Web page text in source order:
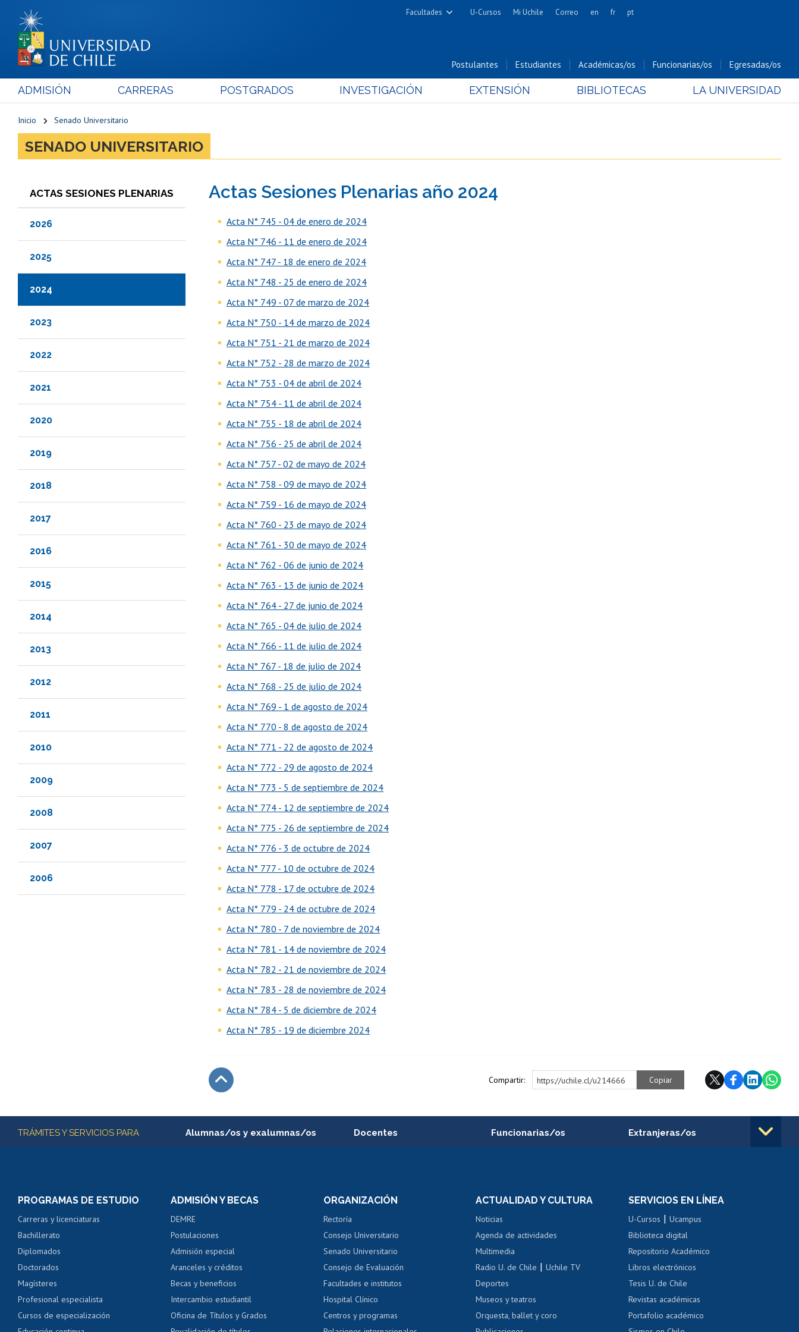
Facultades
Cs. Físicas y Matemáticas
Cs. Forestales y Conservación
Cs. Químicas y Farmacéuticas
Cs. Sociales
Estudios Avanzados en Educación
U-Cursos Mi Uchile Correo en fr pt
Postulantes Estudiantes Académicas/os Funcionarias/os Egresadas/os
ADMISIÓN CARRERAS POSTGRADOS INVESTIGACIÓN EXTENSIÓN BIBLIOTECAS LA UNIVERSIDAD
Inicio Senado Universitario
SENADO UNIVERSITARIO
ACTAS SESIONES PLENARIAS
2026
2025
2024
2023
2022
2021
2020
2019
2018
2017
2016
2015
2014
2013
2012
2011
2010
2009
2008
2007
2006
Actas Sesiones Plenarias año 2024
Acta N° 745 - 04 de enero de 2024
Acta N° 746 - 11 de enero de 2024
Acta N° 747 - 18 de enero de 2024
Acta N° 748 - 25 de enero de 2024
Acta N° 749 - 07 de marzo de 2024
Acta N° 750 - 14 de marzo de 2024
Acta N° 751 - 21 de marzo de 2024
Acta N° 752 - 28 de marzo de 2024
Acta N° 753 - 04 de abril de 2024
Acta N° 754 - 11 de abril de 2024
Acta N° 755 - 18 de abril de 2024
Acta N° 756 - 25 de abril de 2024
Acta N° 757 - 02 de mayo de 2024
Acta N° 758 - 09 de mayo de 2024
Acta N° 759 - 16 de mayo de 2024
Acta N° 760 - 23 de mayo de 2024
Acta N° 761 - 30 de mayo de 2024
Acta N° 762 - 06 de junio de 2024
Acta N° 763 - 13 de junio de 2024
Acta N° 764 - 27 de junio de 2024
Acta N° 765 - 04 de julio de 2024
Acta N° 766 - 11 de julio de 2024
Acta N° 767 - 18 de julio de 2024
Acta N° 768 - 25 de julio de 2024
Acta N° 769 - 1 de agosto de 2024
Acta N° 770 - 8 de agosto de 2024
Acta N° 771 - 22 de agosto de 2024
Acta N° 772 - 29 de agosto de 2024
Acta N° 773 - 5 de septiembre de 2024
Acta N° 774 - 12 de septiembre de 2024
Acta N° 775 - 26 de septiembre de 2024
Acta N° 776 - 3 de octubre de 2024
Acta N° 777 - 10 de octubre de 2024
Acta N° 778 - 17 de octubre de 2024
Acta N° 779 - 24 de octubre de 2024
Acta N° 780 - 7 de noviembre de 2024
Acta N° 781 - 14 de noviembre de 2024
Acta N° 782 - 21 de noviembre de 2024
Acta N° 783 - 28 de noviembre de 2024
Acta N° 784 - 5 de diciembre de 2024
Acta N° 785 - 19 de diciembre 2024
Compartir: https://uchile.cl/u214666 Copiar
Más información
TRÁMITES Y SERVICIOS PARA Alumnas/os y exalumnas/os
Consulta y certificado de notas
Servicio médico y dental
Pago de arancel y crédito alumnos
Pago de arancel y crédito exalumnos
Certificado de títulos y grados
Docentes
Perfeccionamiento
Evaluación docente
Calificación académica
Postulación al AUCAI
Funcionarias/os
Portal de movilidad interna
Certificado de renta
Certificado de renta
Gestión de correo uchile
Extranjeras/os
Movilidad Estudiantil
Cursos de español
Acoso laboral, sexual y violencia
PROGRAMAS DE ESTUDIO
Carreras y licenciaturas
Bachillerato
Diplomados
Doctorados
Magísteres
Profesional especialista
Cursos de especialización
ADMISIÓN Y BECAS
DEMRE
Postulaciones
Admisión especial
Aranceles y créditos
Becas y beneficios
Intercambio estudiantil
Oficina de Títulos y Grados
ORGANIZACIÓN
Rectoría
Consejo Universitario
Senado Universitario
Consejo de Evaluación
Facultades e institutos
Hospital Clínico
Centros y programas
ACTUALIDAD Y CULTURA
Noticias
Agenda de actividades
Multimedia
Radio U. de Chile |Uchile TV
Deportes
Museos y teatros
Orquesta, ballet y coro
SERVICIOS EN LÍNEA
U-Cursos |Ucampus
Biblioteca digital
Repositorio Académico
Libros electrónicos
Tesis U. de Chile
Revistas académicas
Portafolio académico